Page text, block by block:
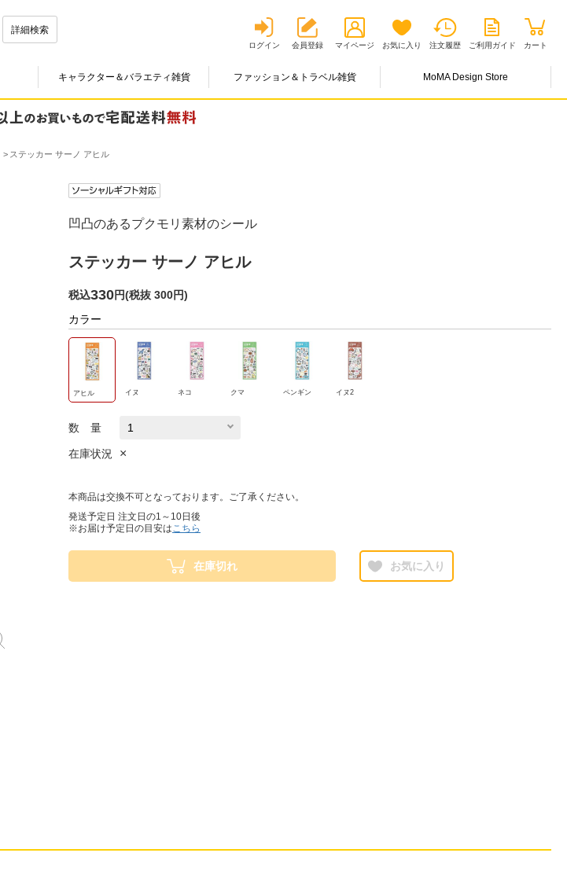
詳細検索
ログイン 会員登録 マイページ お気に入り 注文履歴 ご利用ガイド カート
キャラクター＆バラエティ雑貨 ファッション＆トラベル雑貨 MoMA Design Store
ステッカー サーノ アヒル
凹凸のあるプクモリ素材のシール
ステッカー サーノ アヒル
税込330円(税抜 300円)
カラー
アヒル イヌ ネコ クマ ペンギン イヌ2
数 量
在庫状況 ×
本商品は交換不可となっております。ご了承ください。
発送予定日 注文日の1～10日後
※お届け予定日の目安はこちら
在庫切れ お気に入り